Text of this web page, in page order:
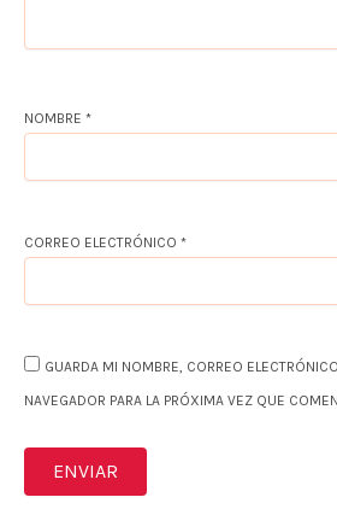
NOMBRE *
CORREO ELECTRÓNICO *
GUARDA MI NOMBRE, CORREO
NAVEGADOR PARA LA PRÓXIMA VEZ QUE